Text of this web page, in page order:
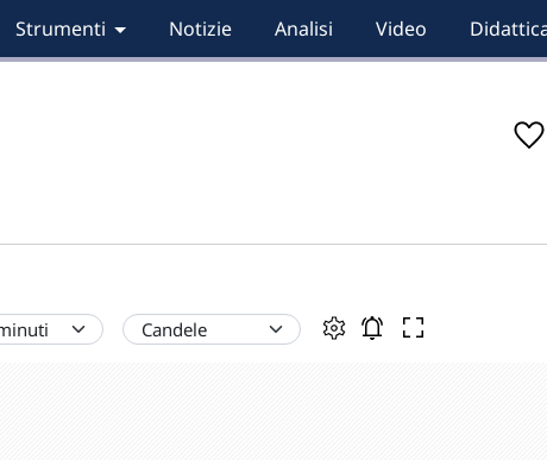
Strumenti Notizie Analisi Video